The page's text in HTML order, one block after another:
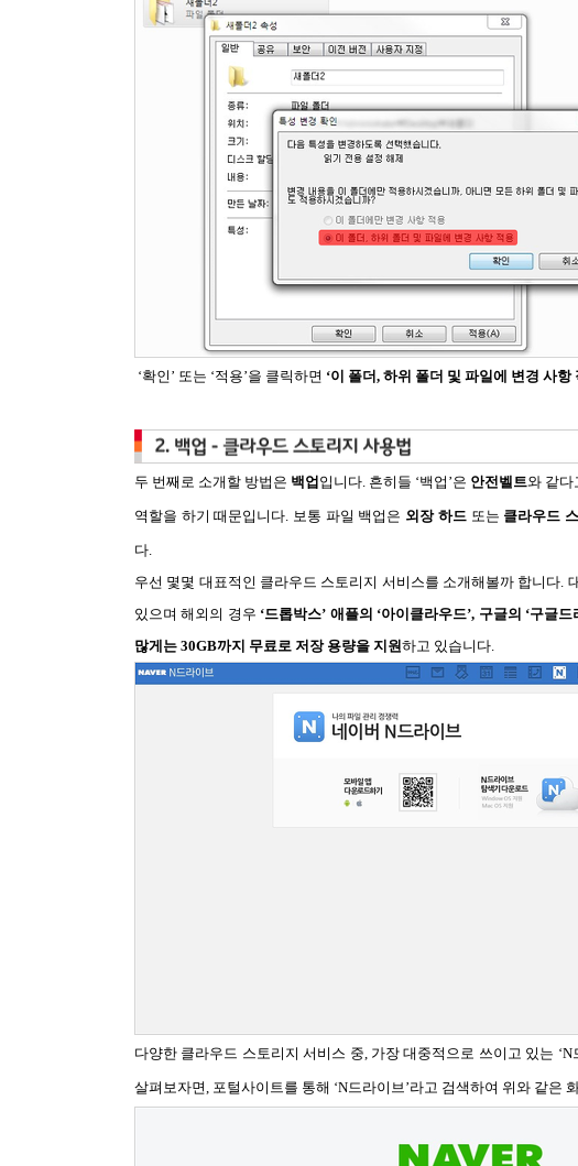
‘확인’ 또는 ‘적용’을 클릭하면 ‘이 폴더, 하위 폴더 및 파일에 변경 사항
두 번째로 소개할 방법은 백업 입니다. 흔히들 ‘백업’은 안전벨트와 같다
역할을 하기 때문입니다. 보통 파일 백업은 외장 하드또는 클라우드
다.
우선 몇몇 대표적인 클라우드 스토리지 서비스를 소개해볼까 합니다.
있으며 해외의 경우 ‘드롭박스’ 애플의 ‘아이클라우드’, 구글의 ‘구글
많게는 30GB까지 무료로 저장 용량을 지원하고 있습니다.
다양한 클라우드 스토리지 서비스 중, 가장 대중적으로 쓰이고 있는
살펴보자면, 포털사이트를 통해 ‘N드라이브’라고 검색하여 위와 같은